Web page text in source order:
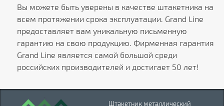
Вы можете быть уверены в качестве штакетника на
всем протяжении срока эксплуатации. Grand Line
предоставляет вам уникальную письменную
гарантию на свою продукцию. Фирменная гарантия
Grand Line является самой большой среди
российских производителей и достигает 50 лет!
Штакетник металлический